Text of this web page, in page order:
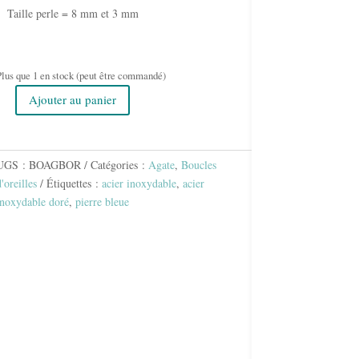
Taille perle = 8 mm et 3 mm
que 1 en stock (peut être commandé)
quantité
Ajouter au panier
: BOAGBOR Catégories : Agate, Boucles
Étiquettes : acier inoxydable, acier
doré, pierre bleue